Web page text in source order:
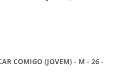
COMIGO (JOVEM) - M - 26 -